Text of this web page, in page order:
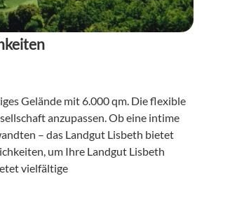
Gelände mit 6.000 qm. Die flexible
anzupassen. Ob eine intime
– das Landgut Lisbeth bietet
um Ihre Landgut Lisbeth
vielfältige